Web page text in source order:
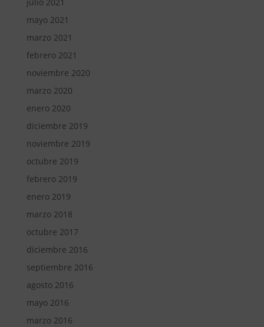
mayo 2021
marzo 2021
febrero 2021
noviembre 2020
marzo 2020
enero 2020
diciembre 2019
noviembre 2019
octubre 2019
febrero 2019
enero 2019
marzo 2018
octubre 2017
diciembre 2016
septiembre 2016
agosto 2016
mayo 2016
marzo 2016